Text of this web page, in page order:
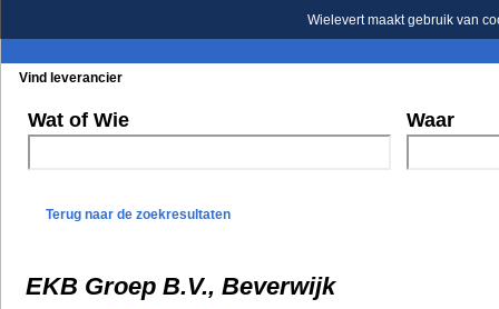
Wielevert maakt gebruik van
Vind leverancier
Wat of Wie Waar
Terug naar de zoekresultaten
EKB Groep B.V., Beverwijk